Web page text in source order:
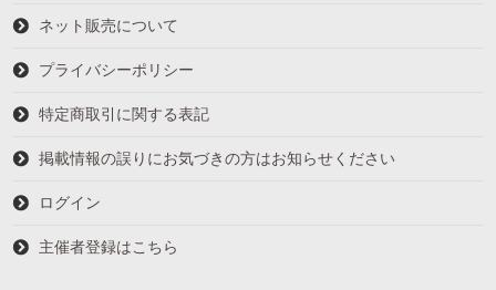
ネット販売について
プライバシーポリシー
特定商取引に関する表記
掲載情報の誤りにお気づきの方はお知らせください
ログイン
主催者登録はこちら